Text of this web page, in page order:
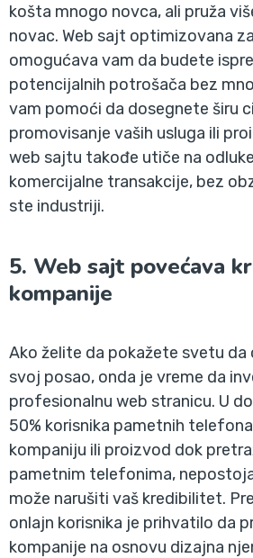
košta mnogo novca, ali pruža
novac. Web sajt optimizovana
omogućava vam da budete
potencijalnih potrošača bez
vam pomoći da dosegnete širu
promovisanje vaših usluga ili
web sajtu takođe utiče na
komercijalne transakcije, bez
ste industriji.
5. Web sajt povećava
kompanije
Ako želite da pokažete svetu
svoj posao, onda je vreme da
profesionalnu web stranicu. U
50% korisnika pametnih
kompaniju ili proizvod dok
pametnim telefonima,
može narušiti vaš kredibilitet.
onlajn korisnika je prihvatilo da
kompanije na osnovu dizajna